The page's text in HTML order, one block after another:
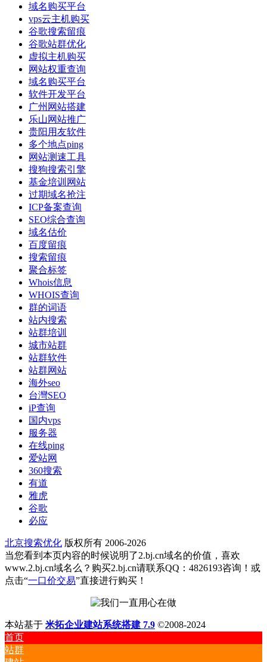
域名购买平台
vps云主机购买
谷歌搜索留痕
谷歌站群优化
虚拟主机购买
网站权重查询
域名购买平台
软件开发平台
广州网站搭建
乐山网站推广
贵阳用友软件
多个地点ping
网站测速工具
搜狗搜索引擎
基金培训网站
过期域名抢注
ICP备案查询
SEO综合查询
域名估价
百度留痕
搜索留痕
聚合标签
Whois信息
WHOIS查询
群的词语
站内搜索
站群培训
城市站群
站群软件
站群网站
海外seo
台灣SEO
iP查询
国内vps
服务器
在线ping
爱站网
360搜索
有道
雅虎
谷歌
必应
北京搜索优化 版权所有 2006-2026
当您看到本页内容的时候说明了2.bj.cn域名的价值，喜欢
www.2.bj.cn域名么？购买2.bj.cn请联系QQ：4826193咨询！或
点击“一口价交易”直接进行购买！
本站基于 米拓企业建站系统搭建 7.9 ©2008-2024
首页
站群